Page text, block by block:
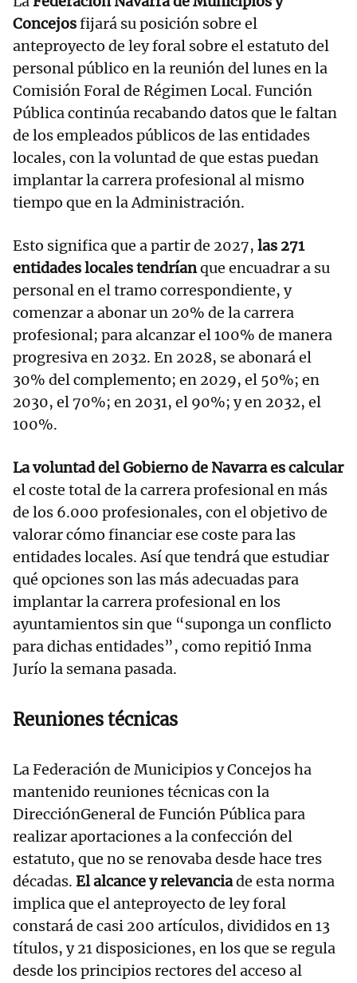
Concejosfijará su posición sobre el
anteproyecto de ley foral sobre el estatuto del
personal público en la reunión del lunes en la
Comisión Foral de Régimen Local. Función
Pública continúa recabando datos que le faltan
de los empleados públicos de las entidades
locales, con la voluntad de que estas puedan
implantar la carrera profesional al mismo
tiempo que en la Administración.
Esto significa que a partir de 2027, las 271
entidades locales tendríanque encuadrar a su
personal en el tramo correspondiente, y
comenzar a abonar un 20% de la carrera
profesional; para alcanzar el 100% de manera
progresiva en 2032. En 2028, se abonará el
30% del complemento; en 2029, el 50%; en
2030, el 70%; en 2031, el 90%; y en 2032, el
100%.
La voluntad del Gobierno de Navarra es calcular
el coste total de la carrera profesional en más
de los 6.000 profesionales, con el objetivo de
valorar cómo financiar ese coste para las
entidades locales. Así que tendrá que estudiar
qué opciones son las más adecuadas para
implantar la carrera profesional en los
ayuntamientos sin que “suponga un conflicto
para dichas entidades”, como repitió Inma
Jurío la semana pasada.
Reuniones técnicas
La Federación de Municipios y Concejos ha
mantenido reuniones técnicas con la
DirecciónGeneral de Función Pública para
realizar aportaciones a la confección del
estatuto, que no se renovaba desde hace tres
décadas. El alcance y relevanciade esta norma
implica que el anteproyecto de ley foral
constará de casi 200 artículos, divididos en 13
títulos, y 21 disposiciones, en los que se regula
desde los principios rectores del acceso al